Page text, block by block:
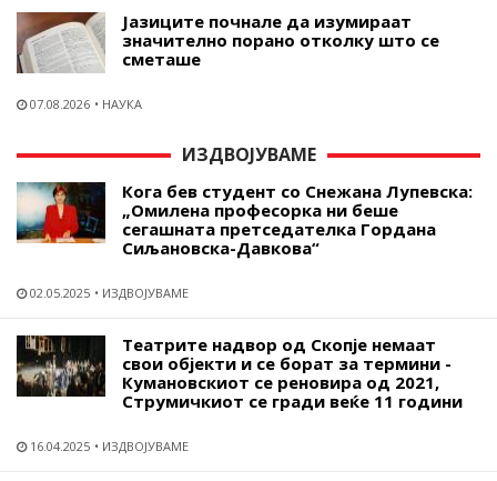
Јазиците почнале да изумираат
значително порано отколку што се
сметаше
07.08.2026 НАУКА
ИЗДВОЈУВАМЕ
Кога бев студент со Снежана Лупевска:
„Омилена професорка ни беше
сегашната претседателка Гордана
Сиљановска-Давкова“
02.05.2025 ИЗДВОЈУВАМЕ
Театрите надвор од Скопје немаат
свои објекти и се борат за термини -
Кумановскиот се реновира од 2021,
Струмичкиот се гради веќе 11 години
16.04.2025 ИЗДВОЈУВАМЕ